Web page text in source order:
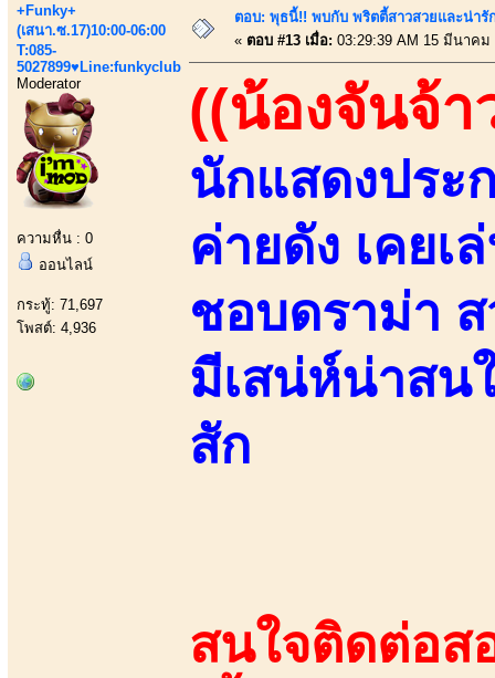
+Funky+
(เสนา.ซ.17)10:00-06:00
T:085-
5027899♥Line:funkyclub
Moderator
ความหื่น : 0
ออนไลน์
กระทู้: 71,697
โพสต์: 4,936
ตอบ: พุธนี้!! พบกับ พริตตี้สาวสวยและน่า
« ตอบ #13 เมื่อ: 03:29:39 AM 15 มีนาคม
((น้องจันจ้า
นักแสดงประ
ค่ายดัง เคยเ
ชอบดราม่า
มีเสน่ห์น่าสน
สัก
สนใจติดต่อส